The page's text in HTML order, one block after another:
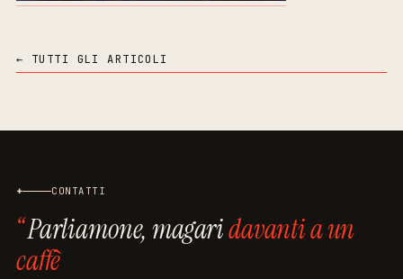
← TUTTI GLI ARTICOLI
+ CONTATTI
Parliamone, magaridavanti a un
caffè